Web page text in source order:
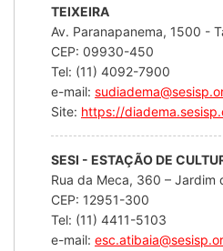
TEIXEIRA
Av. Paranapanema, 1500 -
CEP: 09930-450
Tel: (11) 4092-7900
e-mail:
Site: https://
SESI - ESTAÇÃO DE
Rua da Meca, 360 – Jardim
CEP: 12951-300
Tel: (11) 4411-5103
e-mail: